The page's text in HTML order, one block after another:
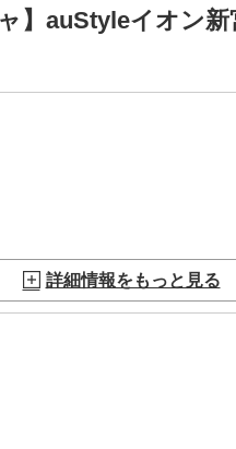
】auStyleイオン
詳細情報をもっと見る